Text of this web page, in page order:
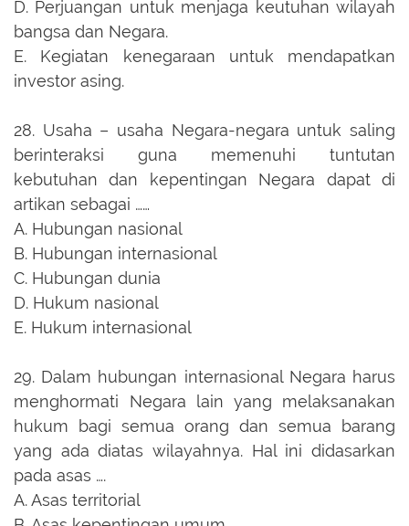
D. Perjuangan untuk menjaga keutuhan wilayah
bangsa dan Negara.
E.
Kegiatan kenegaraan untuk mendapatkan
investor asing.
28. Usaha – usaha Negara-negara untuk saling
berinteraksi guna memenuhi tuntutan
kebutuhan dan kepentingan Negara dapat di
artikan sebagai ……
A. Hubungan nasional
B. Hubungan internasional
C. Hubungan dunia
D. Hukum nasional
E. Hukum internasional
29. Dalam hubungan internasional Negara harus
menghormati Negara lain yang melaksanakan
hukum bagi semua orang dan semua barang
yang ada diatas wilayahnya. Hal ini didasarkan
pada asas ….
A.Asas territorial